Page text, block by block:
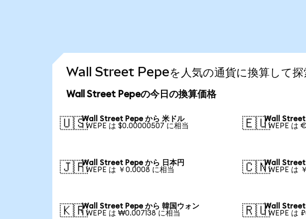
Wall Street Pepeを人気の通貨に換算して探
Wall Street Pepeの今日の換算価格
🇺🇸Wall Street Pepe から 米ドル
1 WEPE は $0.00000507 に相当
🇪🇺Wall Street
1 WEPE は
🇯🇵Wall Street Pepe から 日本円
1 WEPE は ￥0.0008 に相当
🇨🇳Wall Street
1 WEPE は
🇰🇷Wall Street Pepe から 韓国ウォン
1 WEPE は ₩0.007138 に相当
🇷🇺Wall Street
1 WEPE は